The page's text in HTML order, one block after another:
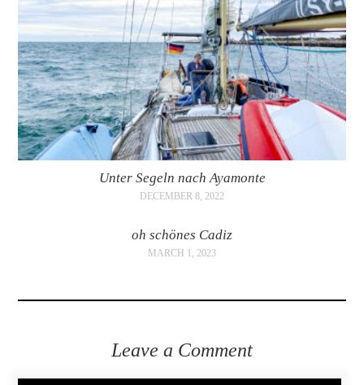
Unter Segeln nach Ayamonte
DECEMBER 8, 2022
oh schönes Cadiz
MARCH 1, 2023
Leave a Comment